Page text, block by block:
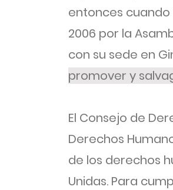
entonces cuando
2006 por la
con su sede en
promover y
El Consejo de
Derechos
de los derechos
Unidas. Para